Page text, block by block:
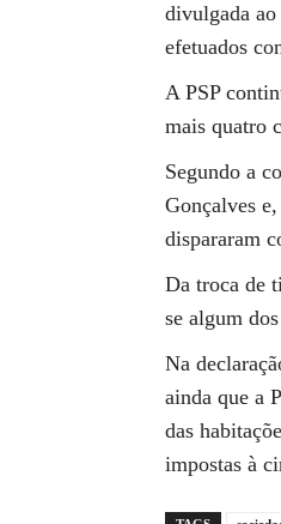
divulgada
efetuados
A PSP
mais quatro
Segundo a
Gonçalves
dispararam
Da troca de
se algum
Na
ainda que a
das
impostas à